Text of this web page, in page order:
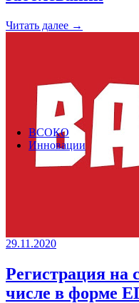
ВСОКО
Инновации
Читать далее →
29.11.2020
Регистрация на
числе в форме